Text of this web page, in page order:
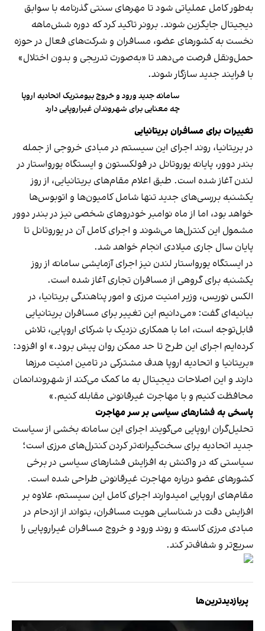
به‌طور کامل عملیاتی شود تا مهرهای سنتی گذرنامه با سوابق
دیجیتال جایگزین شوند. برونر تاکید کرد که دوره شش‌ماهه
نخست به کشورهای عضو، مسافران و شرکت‌های فعال در حوزه
حمل‌ونقل فرصت می‌دهد تا «به‌صورت تدریجی و بدون اختلال»
با فرایند جدید سازگار شوند.
سامانه جدید ورود و خروج بیومتریک اتحادیه اروپا
چه معنایی برای شهروندان غیراروپایی دارد
تغییرات برای مسافران بریتانیایی
در بریتانیا، روند اجرای این سیستم در مبادی خروجی از جمله
بندر دوور، پایانه یوروتانل در فولکستون و ایستگاه یورواستار در
لندن آغاز شده است. طبق اعلام مقام‌های بریتانیایی، از روز
یکشنبه بررسی‌های جدید تنها شامل کامیون‌ها و اتوبوس‌ها
خواهد بود، اما از ماه نوامبر خودروهای شخصی نیز در بندر دوور
مشمول این کنترل‌ها می‌شوند و اجرای کامل آن در یوروتانل تا
پایان سال جاری میلادی انجام خواهد شد.
در ایستگاه یورواستار لندن نیز اجرای آزمایشی سامانه از روز
یکشنبه برای گروهی از مسافران تجاری آغاز شده است.
الکس نوریس، وزیر امنیت مرزی و امور پناهندگی بریتانیا، در
بیانیه‌ای گفت: «می‌دانیم این تغییر برای مسافران بریتانیایی
قابل‌توجه است، اما با همکاری نزدیک با شرکای اروپایی، تلاش
کرده‌ایم اجرای این طرح تا حد ممکن روان پیش برود.» او افزود:
«بریتانیا و اتحادیه اروپا هدف مشترکی در تامین امنیت مرزها
دارند و این اصلاحات دیجیتال به ما کمک می‌کند از شهروندانمان
محافظت کنیم و با مهاجرت غیرقانونی مقابله کنیم.»
پاسخی به فشارهای سیاسی بر سر مهاجرت
تحلیل‌گران اروپایی می‌گویند اجرای این سامانه بخشی از سیاست
جدید اتحادیه برای سخت‌گیرانه‌تر کردن کنترل‌های مرزی است؛
سیاستی که در واکنش به افزایش فشارهای سیاسی در برخی
کشورهای عضو درباره مهاجرت غیرقانونی طراحی شده است.
مقام‌های اروپایی امیدوارند اجرای کامل این سیستم، علاوه بر
افزایش دقت در شناسایی هویت مسافران، بتواند از ازدحام در
مبادی مرزی کاسته و روند ورود و خروج مسافران غیراروپایی را
سریع‌تر و شفاف‌تر کند.
پربازدیدترین‌ها